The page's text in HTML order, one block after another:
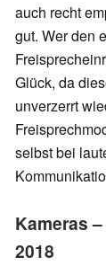
auch recht
gut. Wer den
Glück, da
unverzerrt
selbst bei
Kameras
2018